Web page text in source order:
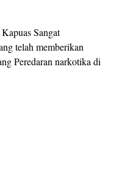
Sangat
telah memberikan
Peredaran narkotika di